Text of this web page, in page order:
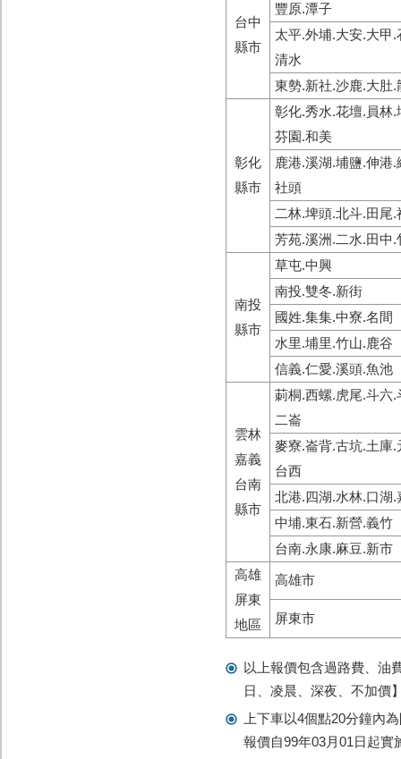
台中
縣市
豐原.潭子
太平.外埔.大安.大甲.
清水
東勢.新社.沙鹿.大肚.
彰化
縣市
彰化.秀水.花壇.員林.
芬園.和美
鹿港.溪湖.埔鹽.伸港.
社頭
二林.埤頭.北斗.田尾.
芳苑.溪洲.二水.田中.
南投
縣市
草屯.中興
南投.雙冬.新街
國姓.集集.中寮.名間
水里.埔里.竹山.鹿谷
信義.仁愛.溪頭.魚池
雲林
嘉義
台南
縣市
莿桐.西螺.虎尾.斗六.
二崙
麥寮.崙背.古坑.土庫.
台西
北港.四湖.水林.口湖.
中埔.東石.新營.義竹
台南.永康.麻豆.新市
高雄
屏東
地區
高雄市
屏東市
以上報價包含過路費、油
日、凌晨、深夜、不加價
上下車以4個點20分鐘內
報價自99年03月01日起實